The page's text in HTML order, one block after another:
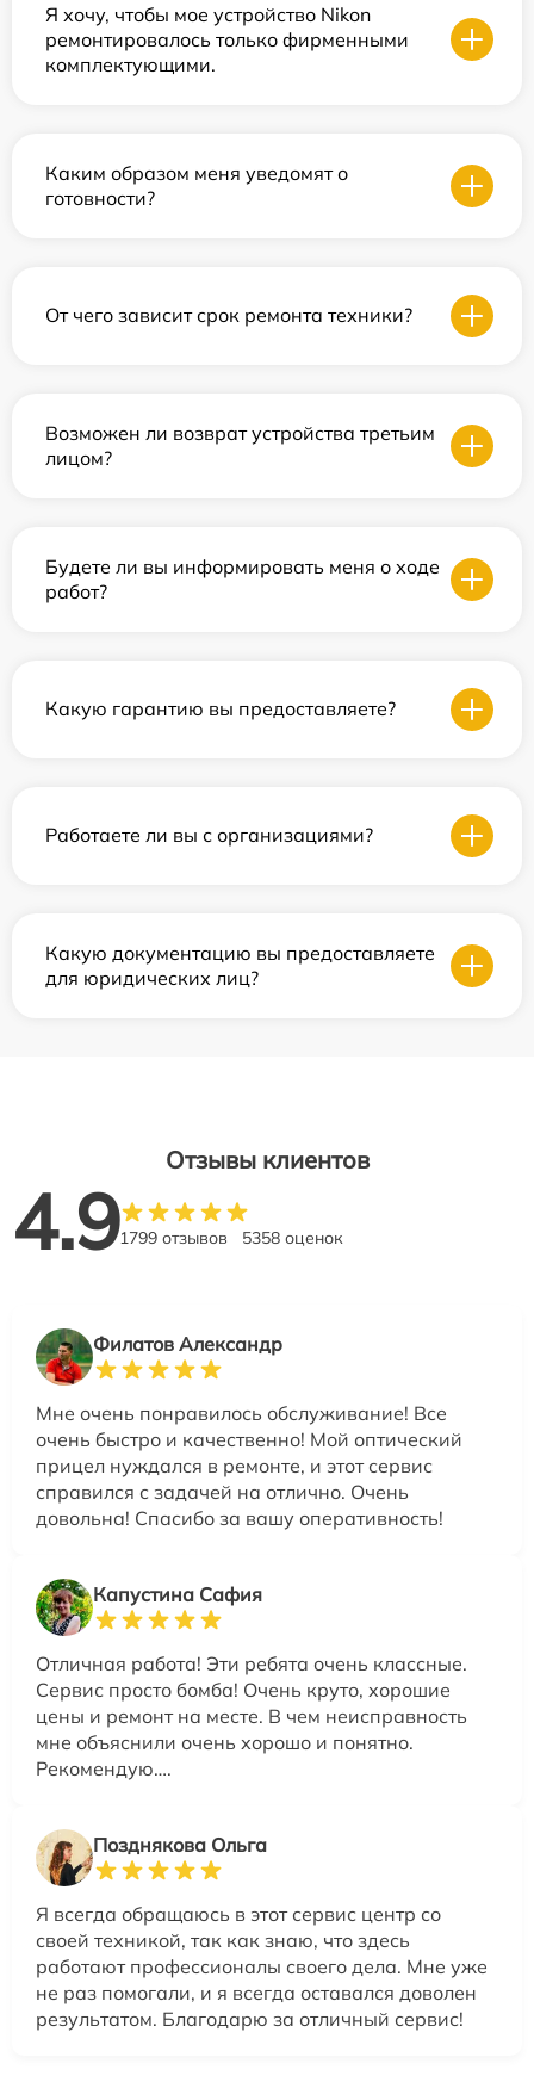
Я хочу, чтобы мое устройство Nikon
ремонтировалось только фирменными
комплектующими.
Каким образом меня уведомят о
готовности?
От чего зависит срок ремонта техники?
Возможен ли возврат устройства третьим
лицом?
Будете ли вы информировать меня о ходе
работ?
Какую гарантию вы предоставляете?
Работаете ли вы с организациями?
Какую документацию вы предоставляете
для юридических лиц?
Отзывы клиентов
4.91799 отзывов 5358 оценок
Филатов Александр
Мне очень понравилось обслуживание! Все
очень быстро и качественно! Мой оптический
прицел нуждался в ремонте, и этот сервис
справился с задачей на отлично. Очень
довольна! Спасибо за вашу оперативность!
Капустина Сафия
Отличная работа! Эти ребята очень классные.
Сервис просто бомба! Очень круто, хорошие
цены и ремонт на месте. В чем неисправность
мне объяснили очень хорошо и понятно.
Рекомендую….
Позднякова Ольга
Я всегда обращаюсь в этот сервис центр со
своей техникой, так как знаю, что здесь
работают профессионалы своего дела. Мне уже
не раз помогали, и я всегда оставался доволен
результатом. Благодарю за отличный сервис!